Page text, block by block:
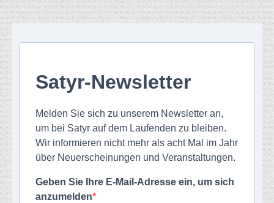
Satyr-Newsletter
Melden Sie sich zu unserem Newsletter an,
um bei Satyr auf dem Laufenden zu bleiben.
Wir informieren nicht mehr als acht Mal im Jahr
über Neuerscheinungen und Veranstaltungen.
Geben Sie Ihre E-Mail-Adresse ein, um sich
anzumelden